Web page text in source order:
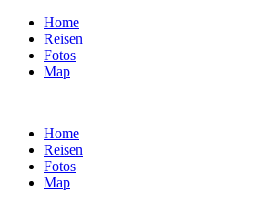
Home
Reisen
Fotos
Map
Home
Reisen
Fotos
Map